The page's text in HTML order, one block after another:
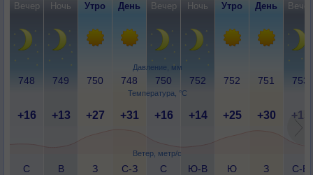
Давление, мм
Температура, °C
Ветер, метр/с
Вечер Ночь Утро День Вечер Ночь Утро День Вечер
748 749 750 748 750 752 752 751 753
+16 +13 +27 +31 +16 +14 +25 +30 +15
С
В
З
С-З
С
Ю-В
Ю
З
С-В